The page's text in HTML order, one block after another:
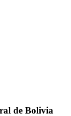
de Bolivia